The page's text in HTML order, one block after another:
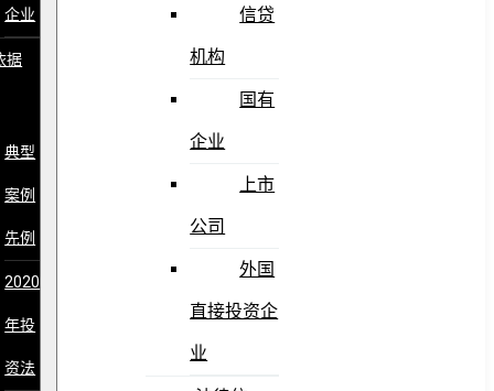
企业
据
典型
案例
先例
2020
年投
资法
信贷
机构
国有
企业
上市
公司
外国
直接投资企
业